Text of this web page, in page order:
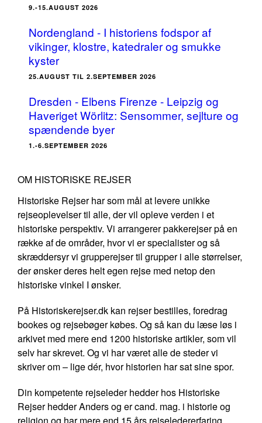
9.-15.AUGUST 2026
Nordengland - I historiens fodspor af
vikinger, klostre, katedraler og smukke
kyster
25.AUGUST TIL 2.SEPTEMBER 2026
Dresden - Elbens Firenze - Leipzig og
Haveriget Wörlitz: Sensommer, sejlture og
spændende byer
1.-6.SEPTEMBER 2026
OM HISTORISKE REJSER
Historiske Rejser har som mål at levere unikke
rejseoplevelser til alle, der vil opleve verden i et
historiske perspektiv. Vi arrangerer pakkerejser på en
række af de områder, hvor vi er specialister og så
skræddersyr vi grupperejser til grupper i alle størrelser,
der ønsker deres helt egen rejse med netop den
historiske vinkel I ønsker.
På Historiskerejser.dk kan rejser bestilles, foredrag
bookes og rejsebøger købes. Og så kan du læse løs i
arkivet med mere end 1200 historiske artikler, som vil
selv har skrevet. Og vi har været alle de steder vi
skriver om – lige dér, hvor historien har sat sine spor.
Din kompetente rejseleder hedder hos Historiske
Rejser hedder Anders og er cand. mag. i historie og